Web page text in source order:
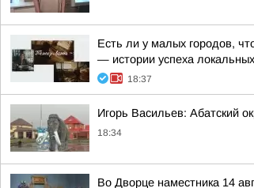
Есть ли у малых городов,
— истории успеха
18:37
Игорь Васильев: Абатский
18:34
Во Дворце наместника 14